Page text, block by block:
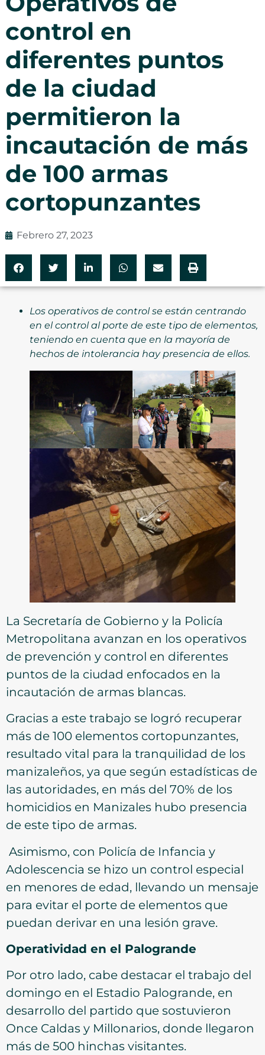
control en
diferentes puntos
de la ciudad
permitieron la
incautación de más
de 100 armas
cortopunzantes
Febrero 27, 2023
Los operativos de control se están centrando
en el control al porte de este tipo de elementos,
teniendo en cuenta que en la mayoría de
hechos de intolerancia hay presencia de ellos.
La Secretaría de Gobierno y la Policía
Metropolitana avanzan en los operativos
de prevención y control en diferentes
puntos de la ciudad enfocados en la
incautación de armas blancas.
Gracias a este trabajo se logró recuperar
más de 100 elementos cortopunzantes,
resultado vital para la tranquilidad de los
manizaleños, ya que según estadísticas de
las autoridades, en más del 70% de los
homicidios en Manizales hubo presencia
de este tipo de armas.
Asimismo, con Policía de Infancia y
Adolescencia se hizo un control especial
en menores de edad, llevando un mensaje
para evitar el porte de elementos que
puedan derivar en una lesión grave.
Operatividad en el Palogrande
Por otro lado, cabe destacar el trabajo del
domingo en el Estadio Palogrande, en
desarrollo del partido que sostuvieron
Once Caldas y Millonarios, donde llegaron
más de 500 hinchas visitantes.